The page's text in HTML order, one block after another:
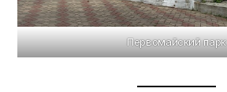
Первомайский парк